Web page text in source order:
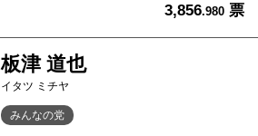
3,856.980 票
板津 道也
イタツ ミチヤ
みんなの党